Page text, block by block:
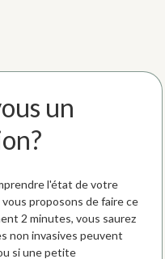
un
l'état de votre
vous proposons de faire ce
2 minutes, vous saurez
non invasives peuvent
si une petite